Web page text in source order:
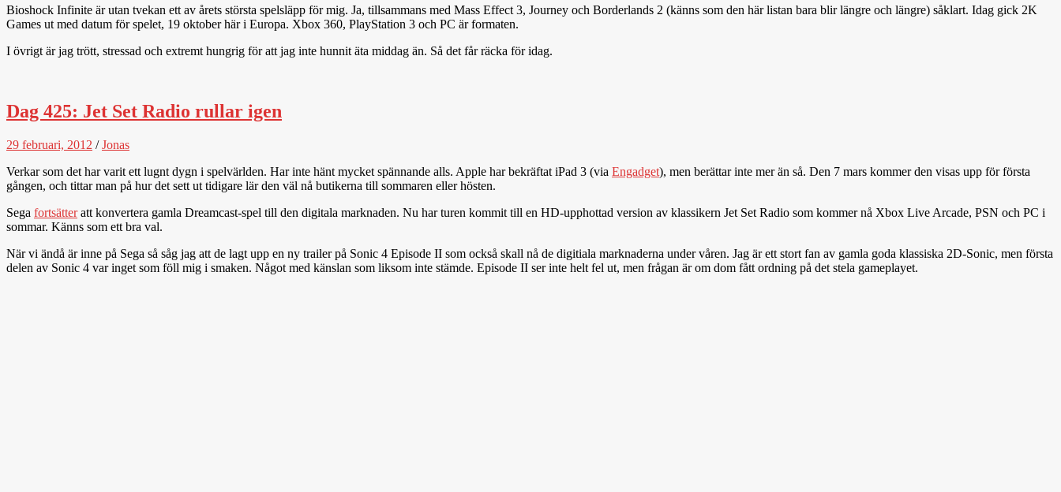
Bioshock Infinite är utan tvekan ett av årets största spelsläpp för mig. Ja, tillsammans med Mass Effect 3, Journey och Borderlands 2 (känns som den här listan bara blir längre och längre) såklart. Idag gick 2K
Games ut med datum för spelet, 19 oktober här i Europa. Xbox 360, PlayStation 3 och PC är formaten.
I övrigt är jag trött, stressad och extremt hungrig för att jag inte hunnit äta middag än. Så det får räcka för idag.
Dag 425: Jet Set Radio rullar igen
29 februari, 2012 /Jonas
Verkar som det har varit ett lugnt dygn i spelvärlden. Har inte hänt mycket spännande alls. Apple har bekräftat iPad 3 (via Engadget), men berättar inte mer än så. Den 7 mars kommer den visas upp för första
gången, och tittar man på hur det sett ut tidigare lär den väl nå butikerna till sommaren eller hösten.
Sega fortsätteratt konvertera gamla Dreamcast-spel till den digitala marknaden. Nu har turen kommit till en HD-upphottad version av klassikern Jet Set Radio som kommer nå Xbox Live Arcade, PSN och PC i
sommar. Känns som ett bra val.
När vi ändå är inne på Sega så såg jag att de lagt upp en ny trailer på Sonic 4 Episode II som också skall nå de digitiala marknaderna under våren. Jag är ett stort fan av gamla goda klassiska 2D-Sonic, men första
delen av Sonic 4 var inget som föll mig i smaken. Något med känslan som liksom inte stämde. Episode II ser inte helt fel ut, men frågan är om dom fått ordning på det stela gameplayet.